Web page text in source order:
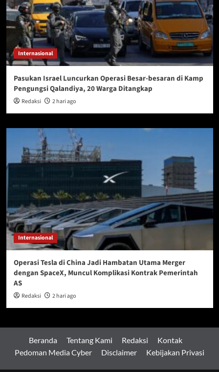
Internasional
Pasukan Israel Luncurkan Operasi Besar-besaran di Kamp
Pengungsi Qalandiya, 20 Warga Ditangkap
Redaksi 2 hari ago
Internasional
Operasi Tesla di China Jadi Hambatan Utama Merger
dengan SpaceX, Muncul Komplikasi Kontrak Pemerintah
AS
Redaksi 2 hari ago
Beranda Tentang Kami Redaksi
Kontak
Pedoman Media Cyber
Disclaimer Kebijakan Privasi